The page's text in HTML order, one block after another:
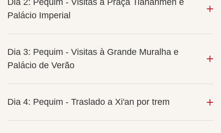
Dia 2: Pequim - Visitas à Praça Tiananmen e
Palácio Imperial
Dia 3: Pequim - Visitas à Grande Muralha e
Palácio de Verão
Dia 4: Pequim - Traslado a Xi'an por trem